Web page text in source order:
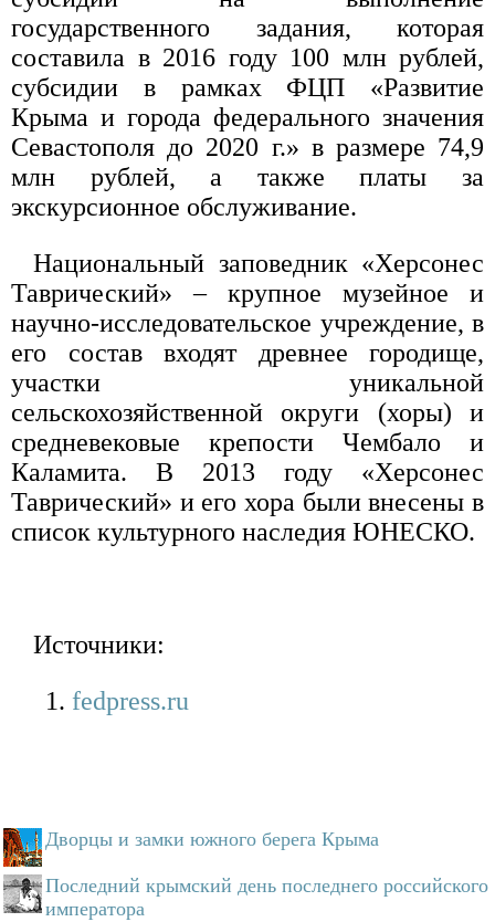
государственного задания, которая
составила в 2016 году 100 млн рублей,
субсидии в рамках ФЦП «Развитие
Крыма и города федерального значения
Севастополя до 2020 г.» в размере 74,9
млн рублей, а также платы за
экскурсионное обслуживание.
Национальный заповедник «Херсонес
Таврический» – крупное музейное и
научно-исследовательское учреждение, в
его состав входят древнее городище,
участки уникальной
сельскохозяйственной округи (хоры) и
средневековые крепости Чембало и
Каламита. В 2013 году «Херсонес
Таврический» и его хора были внесены в
список культурного наследия ЮНЕСКО.
Источники:
fedpress.ru
Дворцы и замки южного берега Крыма
Последний крымский день последнего российского
императора